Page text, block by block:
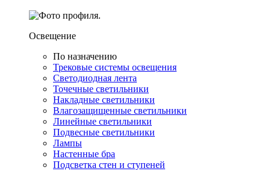
Освещение
По назначению
Трековые системы освещения
Светодиодная лента
Точечные светильники
Накладные светильники
Влагозащищенные светильники
Линейные светильники
Подвесные светильники
Лампы
Настенные бра
Подсветка стен и ступеней